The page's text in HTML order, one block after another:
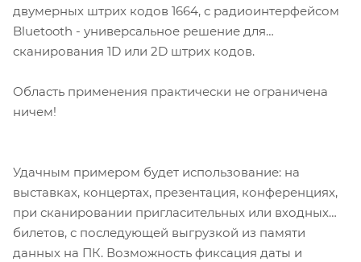
двумерных штрих кодов 1664, с радиоинтерфейсом
Bluetooth - универсальное решение для
сканирования 1D или 2D штрих кодов.
Область применения практически не ограничена
ничем!
Удачным примером будет использование: на
выставках, концертах, презентация, конференциях,
при сканировании пригласительных или входных
билетов, с последующей выгрузкой из памяти
данных на ПК. Возможность фиксация даты и